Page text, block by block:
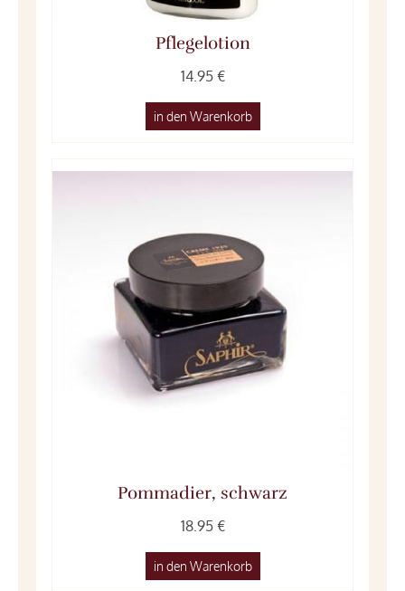
Pflegelotion
14.95 €
in den Warenkorb
Pommadier, schwarz
18.95 €
in den Warenkorb